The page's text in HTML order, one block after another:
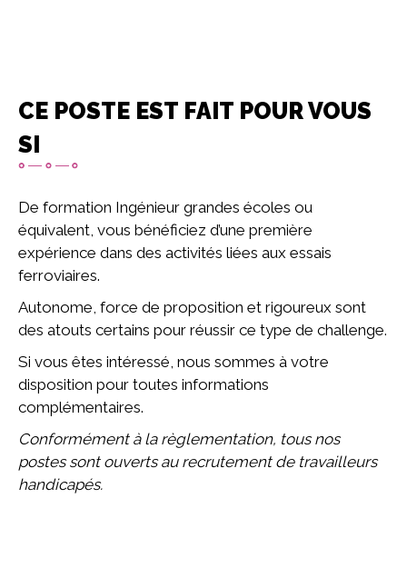
CE POSTE EST FAIT POUR VOUS
SI
De formation Ingénieur grandes écoles ou
équivalent, vous bénéficiez d’une première
expérience dans des activités liées aux essais
ferroviaires.
Autonome, force de proposition et rigoureux sont
des atouts certains pour réussir ce type de challenge.
Si vous êtes intéressé, nous sommes à votre
disposition pour toutes informations
complémentaires.
Conformément à la règlementation, tous nos
postes sont ouverts au recrutement de travailleurs
handicapés.